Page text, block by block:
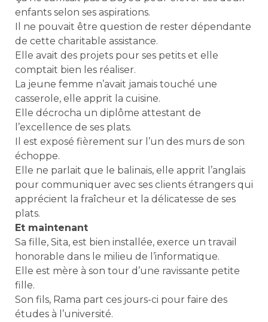
enfants selon ses aspirations.
Il ne pouvait être question de rester dépendante
de cette charitable assistance.
Elle avait des projets pour ses petits et elle
comptait bien les réaliser.
La jeune femme n’avait jamais touché une
casserole, elle apprit la cuisine.
Elle décrocha un diplôme attestant de
l’excellence de ses plats.
Il est exposé fièrement sur l’un des murs de son
échoppe.
Elle ne parlait que le balinais, elle apprit l’anglais
pour communiquer avec ses clients étrangers qui
apprécient la fraîcheur et la délicatesse de ses
plats.
Et maintenant
Sa fille, Sita, est bien installée, exerce un travail
honorable dans le milieu de l’informatique.
Elle est mère à son tour d’une ravissante petite
fille.
Son fils, Rama part ces jours-ci pour faire des
études à l’université.